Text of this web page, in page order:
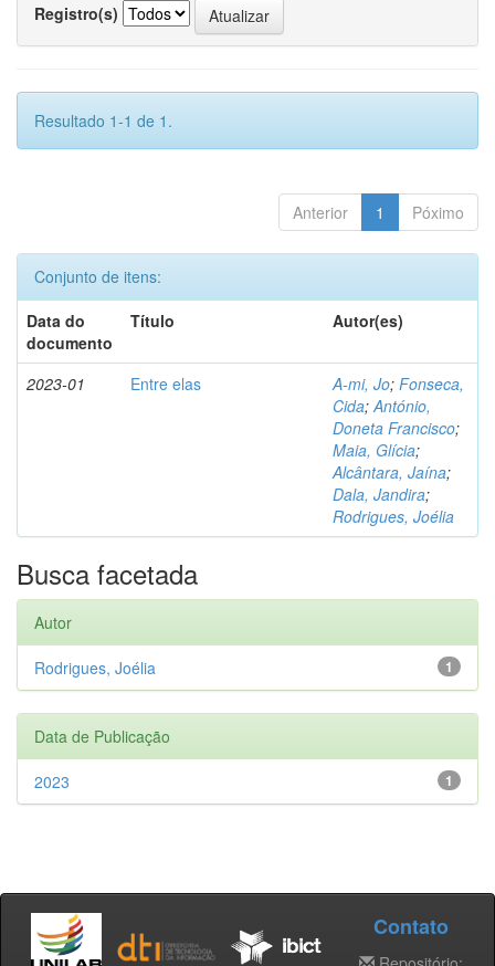
Registro(s)
Resultado 1-1 de 1.
Anterior 1 Póximo
Conjunto de itens:
Data do
documento
Título Autor(es)
2023-01 Entre elas A-mi, Jo; Fonseca,
Cida;António,
Doneta Francisco;
Maia, Glícia;
Alcântara, Jaína;
Dala, Jandira;
Rodrigues, Joélia
Busca facetada
Autor
1
Rodrigues, Joélia
Data de Publicação
1
2023
Contato